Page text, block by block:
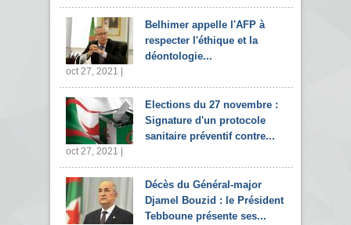
Belhimer appelle l'AFP à
respecter l'éthique et la
déontologie...
oct 27, 2021 |
Elections du 27 novembre :
Signature d'un protocole
sanitaire préventif contre...
oct 27, 2021 |
Décès du Général-major
Djamel Bouzid : le Président
Tebboune présente ses...